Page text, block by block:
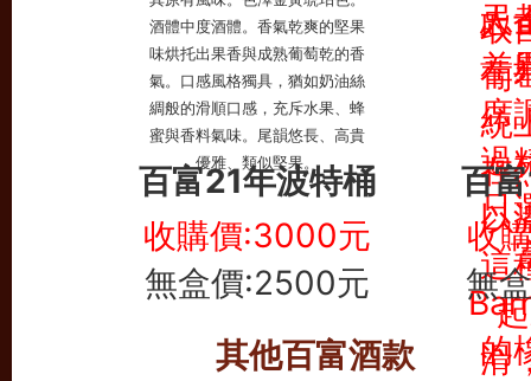
百富21年波特桶
百
收購價:3000元
無盒價:2500元
收
無
其他百富酒款